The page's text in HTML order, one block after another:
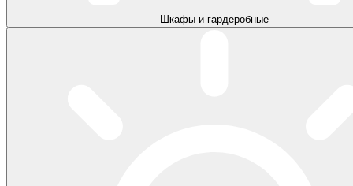
Шкафы и гардеробные